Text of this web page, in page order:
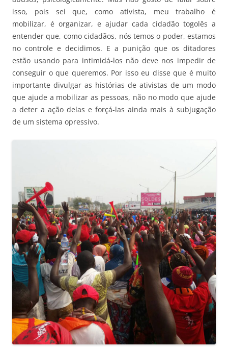
isso, pois sei que, como ativista, meu trabalho é
mobilizar, é organizar, e ajudar cada cidadão togolês a
entender que, como cidadãos, nós temos o poder, estamos
no controle e decidimos. E a punição que os ditadores
estão usando para intimidá-los não deve nos impedir de
conseguir o que queremos. Por isso eu disse que é muito
importante divulgar as histórias de ativistas de um modo
que ajude a mobilizar as pessoas, não no modo que ajude
a deter a ação delas e forçá-las ainda mais à subjugação
de um sistema opressivo.